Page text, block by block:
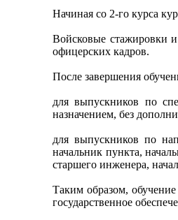
Начиная со 2‑го курса
Войсковые стажировки
офицерских кадров.
После завершения
для выпускников по
назначением, без
для выпускников по
начальник пункта,
старшего инженера,
Таким образом,
государственное